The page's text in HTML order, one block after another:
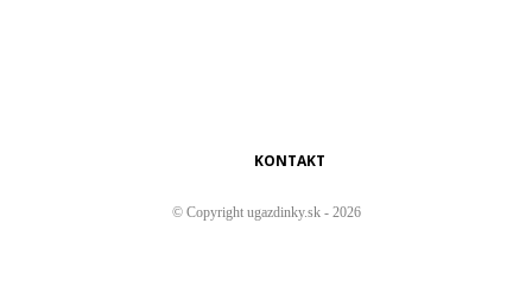
KONTAKT
© Copyright ugazdinky.sk - 2026